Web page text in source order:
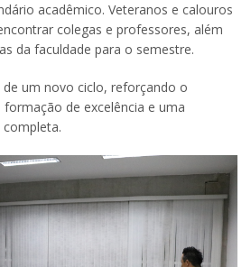
acadêmico. Veteranos e calouros
colegas e professores, além
da faculdade para o semestre.
um novo ciclo, reforçando o
de excelência e uma
completa.